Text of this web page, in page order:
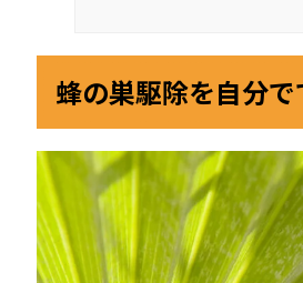
蜂の巣駆除を自分